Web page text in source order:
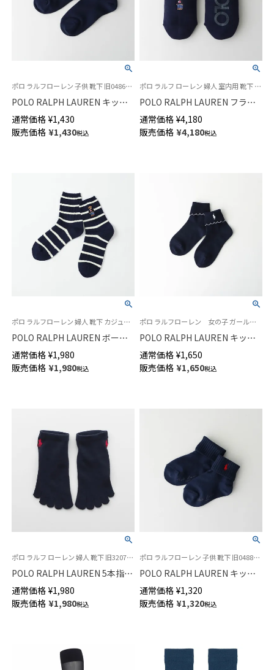
ポロ ラルフローレン 子供 靴下 旧04863342
POLO RALPH LAUREN キッズ
ワンポイント刺繍 スニーカー丈
ソックス 日本製 04863362
通常価格 ¥1,430
販売価格 ¥1,430税込
ポロ ラルフ ローレン 婦人 室内用 靴下 2024FW パイルソックス
POLO RALPH LAUREN フラッ
グベア ポロベア ハマグリ ルー
ムソックス 足底滑り止め付き
レディース 03228540
通常価格 ¥4,180
販売価格 ¥4,180税込
ポロ ラルフローレン 婦人 靴下 カジュアル 25FW 新色
POLO RALPH LAUREN ボーダ
ー柄 コアフラッグセーターベア
刺しゅう ポロベア オーガニッ
クコットン混 クルー丈 レディ
通常価格 ¥1,980
販売価格 ¥1,980税込
ポロ ラルフローレン 女の子 ガールズ 子供 靴下 旧04803673
POLO RALPH LAUREN キッズ
折り返し ピコットミシン フリ
ル ワンポイント刺繍 ショート
ソックス 04803763
通常価格 ¥1,650
販売価格 ¥1,650税込
ポロ ラルフ ローレン 婦人 靴下 旧3207151 03207954
POLO RALPH LAUREN 5本指ソ
ックス オーガニックコットン混
スニーカー丈 レディース
03207964
通常価格 ¥1,980
販売価格 ¥1,980税込
ポロ ラルフローレン 子供 靴下 旧04885455
POLO RALPH LAUREN キッズ
RL Layette 二つ折り ショート
丈 ソックス 04885465
通常価格 ¥1,320
販売価格 ¥1,320税込